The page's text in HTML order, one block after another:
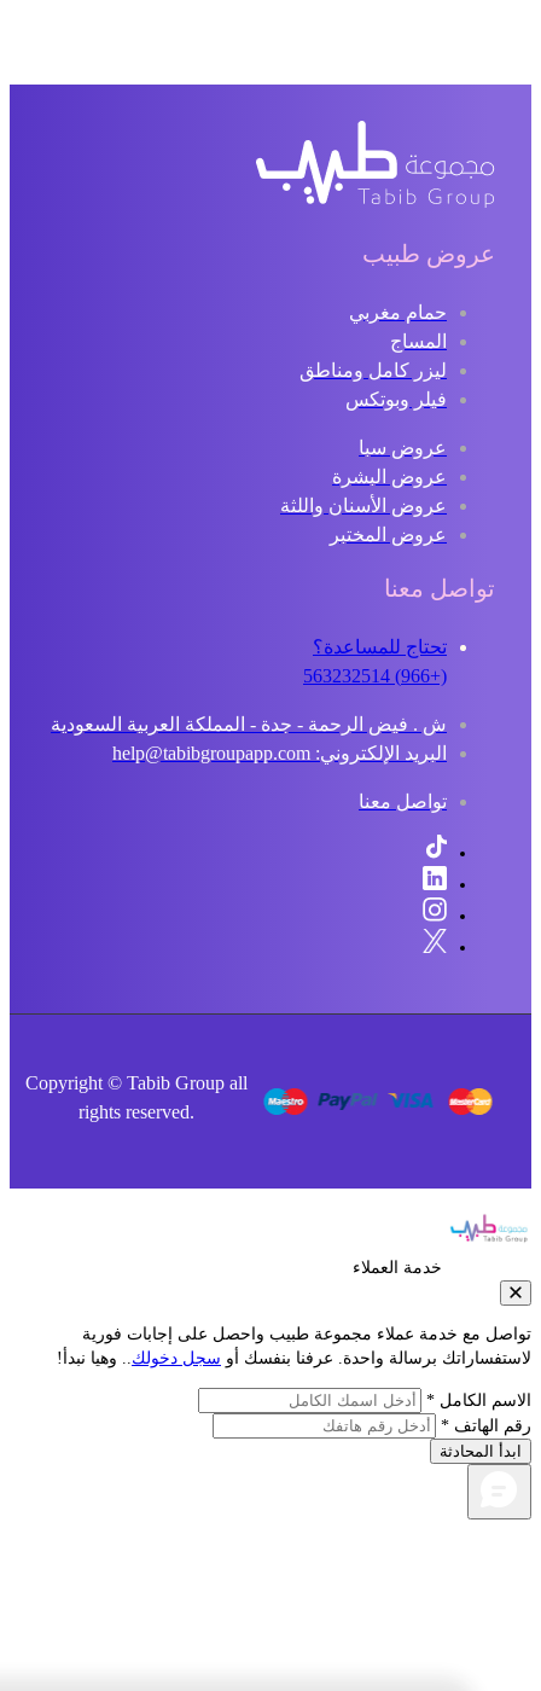
عروض طبيب
حمام مغربي
المساج
ليزر كامل ومناطق
فيلر وبوتكس
عروض سبا
عروض البشرة
عروض الأسنان واللثة
عروض المختبر
تواصل معنا
تحتاج للمساعدة؟
ش . فيض الرحمة - جدة - المملكة العربية السعودية
البريد الإلكتروني: help@tabibgroupapp.com
تواصل معنا
Copyright © Tabib Group all
rights reserved.
خدمة العملاء
مع خدمة عملاء مجموعة طبيب واحصل على إجابات فورية
برسالة واحدة. عرفنا بنفسك أوسجل دخولك.. وهيا نبدأ!
الكامل *
الهاتف *
المحادثة